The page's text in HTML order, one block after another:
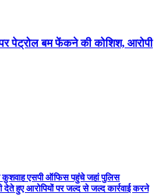
पर पेट्रोल बम फेंकने की कोशिश, आरोपी
कुशवाह एसपी ऑफिस पहुंचे जहां पुलिस
देते हुए आरोपियों पर जल्द से जल्द कार्रवाई करने